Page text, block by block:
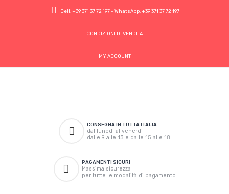
Cell. +39 371 37 72 197- WhatsApp. +39 371 37 72 197
CONDIZIONI DI VENDITA
MY ACCOUNT
CONSEGNA IN TUTTA ITALIA
dal lunedì al venerdì
dalle 9 alle 13 e dalle 15 alle 18
PAGAMENTI SICURI
Massima sicurezza
per tutte le modalità di pagamento